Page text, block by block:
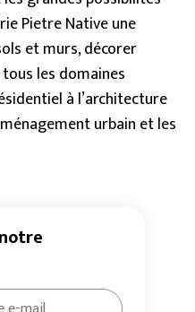
Pietre Native une
et murs, décorer
les domaines
à l’architecture
urbain et les